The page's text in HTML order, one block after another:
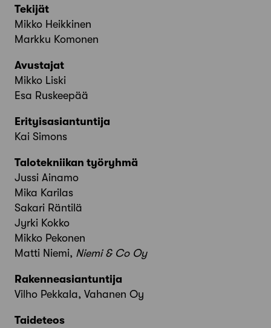
Tekijät
Mikko Heikkinen
Markku Komonen
Avustajat
Mikko Liski
Esa Ruskeepää
Erityisasiantuntija
Kai Simons
Talotekniikan työryhmä
Jussi Ainamo
Mika Karilas
Sakari Räntilä
Jyrki Kokko
Mikko Pekonen
Matti Niemi, Niemi & Co Oy
Rakenneasiantuntija
Vilho Pekkala, Vahanen Oy
Taideteos